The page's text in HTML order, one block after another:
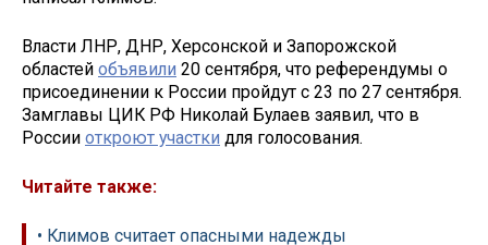
Власти ЛНР, ДНР, Херсонской и Запорожской
областей объявили 20 сентября, что референдумы о
присоединении к России пройдут с 23 по 27 сентября.
Замглавы ЦИК РФ Николай Булаев заявил, что в
России откроют участки для голосования.
Читайте также:
• Климов считает опасными надежды